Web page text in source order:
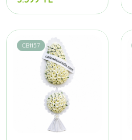
CB1157